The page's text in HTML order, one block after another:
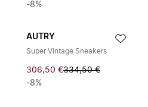
-8%
AUTRY
Super Vintage Sneakers
306,50 €334,50 €
-8%